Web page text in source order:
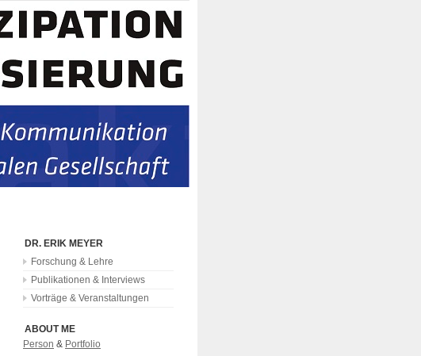
DR. ERIK MEYER
Forschung & Lehre
Publikationen & Interviews
Vorträge & Veranstaltungen
ABOUT ME
Person & Portfolio